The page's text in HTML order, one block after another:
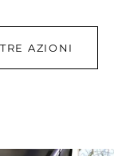
AZIONI